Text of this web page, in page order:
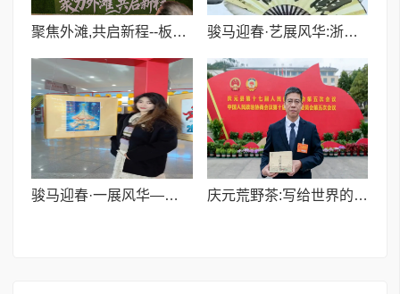
聚焦外滩,共启新程--板块协同构建城市文化体验新场景主题活动成功举行 骏马迎春·艺展风华:浙融媒中心邀艺术家送新春祝福,共贺马年祥瑞——贾超然老师
骏马迎春·一展风华——浙融媒中心特邀插画师陈知盈为大家送新春祝福,共贺马年祥瑞 庆元荒野茶:写给世界的一封“情书”